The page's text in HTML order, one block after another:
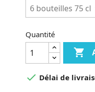
Quantité

 Délai de